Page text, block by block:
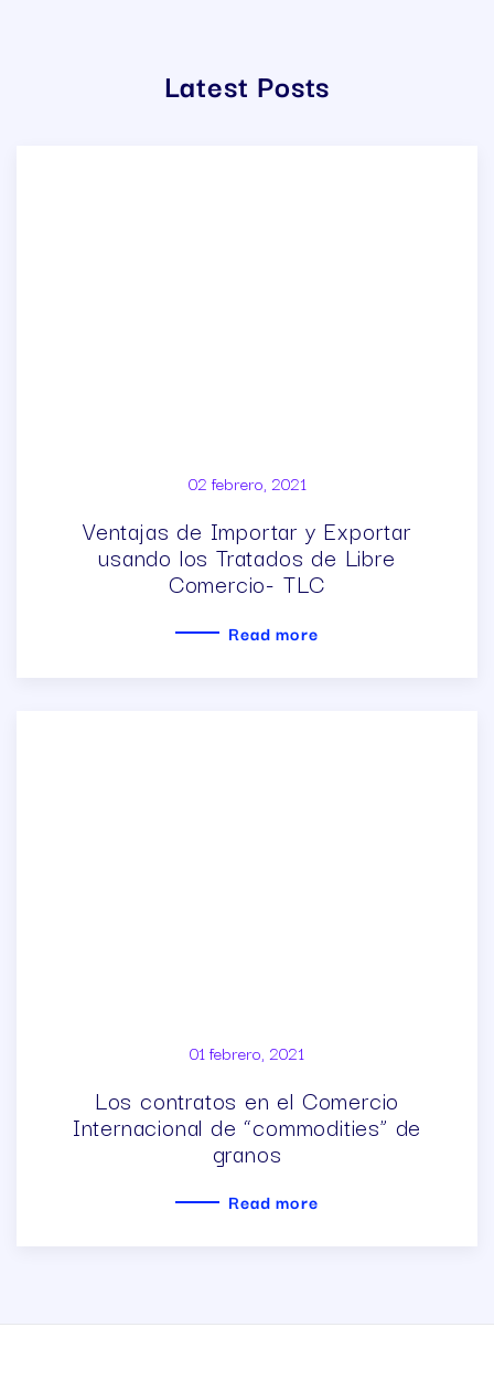
Latest Posts
02 febrero, 2021
Ventajas de Importar y Exportar
usando los Tratados de Libre
Comercio- TLC
Read more
01 febrero, 2021
Los contratos en el Comercio
Internacional de “commodities” de
granos
Read more